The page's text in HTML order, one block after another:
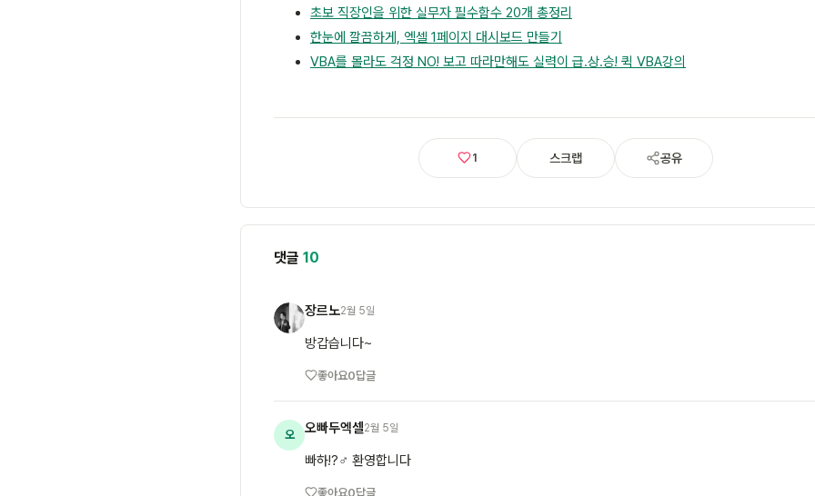
초보 직장인을 위한 실무자 필수함수 20개 총정리
한눈에 깔끔하게, 엑셀 1페이지 대시보드 만들기
VBA를 몰라도 걱정 NO! 보고 따라만해도 실력이 급.상.승! 퀵 VBA강의
1 스크랩 공유
댓글 10
장 장르노2월 5일
방갑습니다~
좋아요0답글
오 오빠두엑셀2월 5일
빠하!?‍♂️ 환영합니다
좋아요0답글